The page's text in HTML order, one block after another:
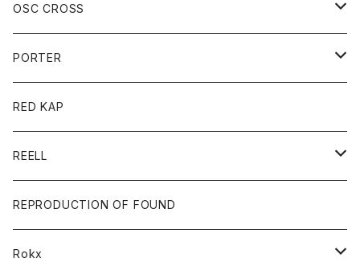
ロングスリーブＴシャツ
アウター
コート
ジャケット
アクセサリー
バッグ
キッズ
Tシャツ
帽子
グッズ
靴
バック
トップス
カットソー
ボトムス
OSC CROSS
ダウンジャケット
PORTER
カードホルダー
キーホルダー
財布
バック
RED KAP
REELL
パンツ
ショートパンツ
REPRODUCTION OF FOUND
Rokx